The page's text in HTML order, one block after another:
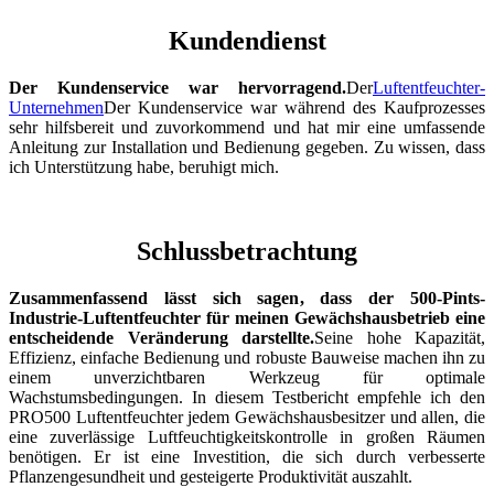
Kundendienst
Der Kundenservice war hervorragend.DerLuftentfeuchter-
UnternehmenDer Kundenservice war während des Kaufprozesses
sehr hilfsbereit und zuvorkommend und hat mir eine umfassende
Anleitung zur Installation und Bedienung gegeben. Zu wissen, dass
ich Unterstützung habe, beruhigt mich.
Schlussbetrachtung
Zusammenfassend lässt sich sagen, dass der 500-Pints-
Industrie-Luftentfeuchter für meinen Gewächshausbetrieb eine
entscheidende Veränderung darstellte.Seine hohe Kapazität,
Effizienz, einfache Bedienung und robuste Bauweise machen ihn zu
einem unverzichtbaren Werkzeug für optimale
Wachstumsbedingungen. In diesem Testbericht empfehle ich den
PRO500 Luftentfeuchter jedem Gewächshausbesitzer und allen, die
eine zuverlässige Luftfeuchtigkeitskontrolle in großen Räumen
benötigen. Er ist eine Investition, die sich durch verbesserte
Pflanzengesundheit und gesteigerte Produktivität auszahlt.